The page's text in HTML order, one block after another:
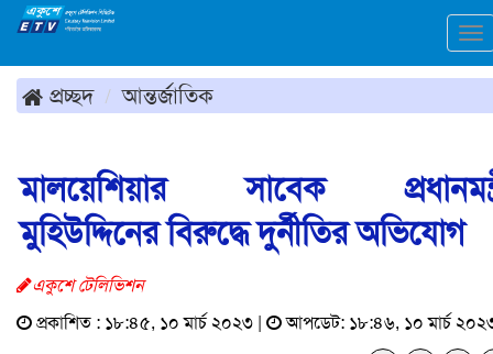
প্রচ্ছদ আন্তর্জাতিক
মালয়েশিয়ার সাবেক
মুহিউদ্দিনের বিরুদ্ধে দুর্নীতির অভিযোগ
একুশে টেলিভিশন
প্রকাশিত : ১৮:৪৫, ১০ মার্চ ২০২৩ |
আপডেট: ১৮:৪৬, ১০ মার্চ